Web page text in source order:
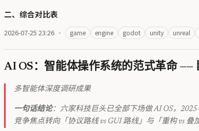
二、综合对比表
2026-07-25 23:26 · game engine godot unity unreal
AI OS：智能体操作系统的范式革命
多智能体深度调研成果
一句话结论：六家科技巨头已全部下场做 AI OS，
竞争焦点转向「协议路线 vs GUI 路线」与「重构 vs 叠